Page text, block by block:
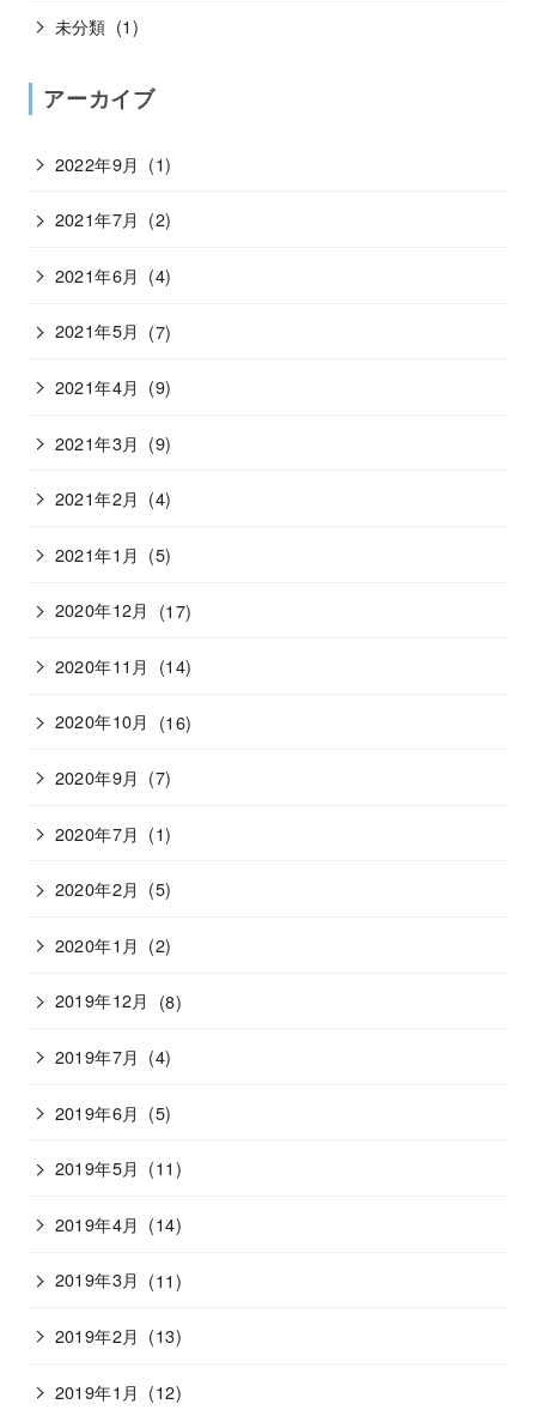
未分類 (1)
アーカイブ
2022年9月 (1)
2021年7月 (2)
2021年6月 (4)
2021年5月 (7)
2021年4月 (9)
2021年3月 (9)
2021年2月 (4)
2021年1月 (5)
2020年12月 (17)
2020年11月 (14)
2020年10月 (16)
2020年9月 (7)
2020年7月 (1)
2020年2月 (5)
2020年1月 (2)
2019年12月 (8)
2019年7月 (4)
2019年6月 (5)
2019年5月 (11)
2019年4月 (14)
2019年3月 (11)
2019年2月 (13)
2019年1月 (12)